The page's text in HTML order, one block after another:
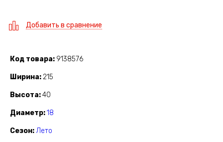
Добавить в сравнение
Код товара 9138576
Ширина 215
Высота 40
Диаметр 18
Сезон Лето